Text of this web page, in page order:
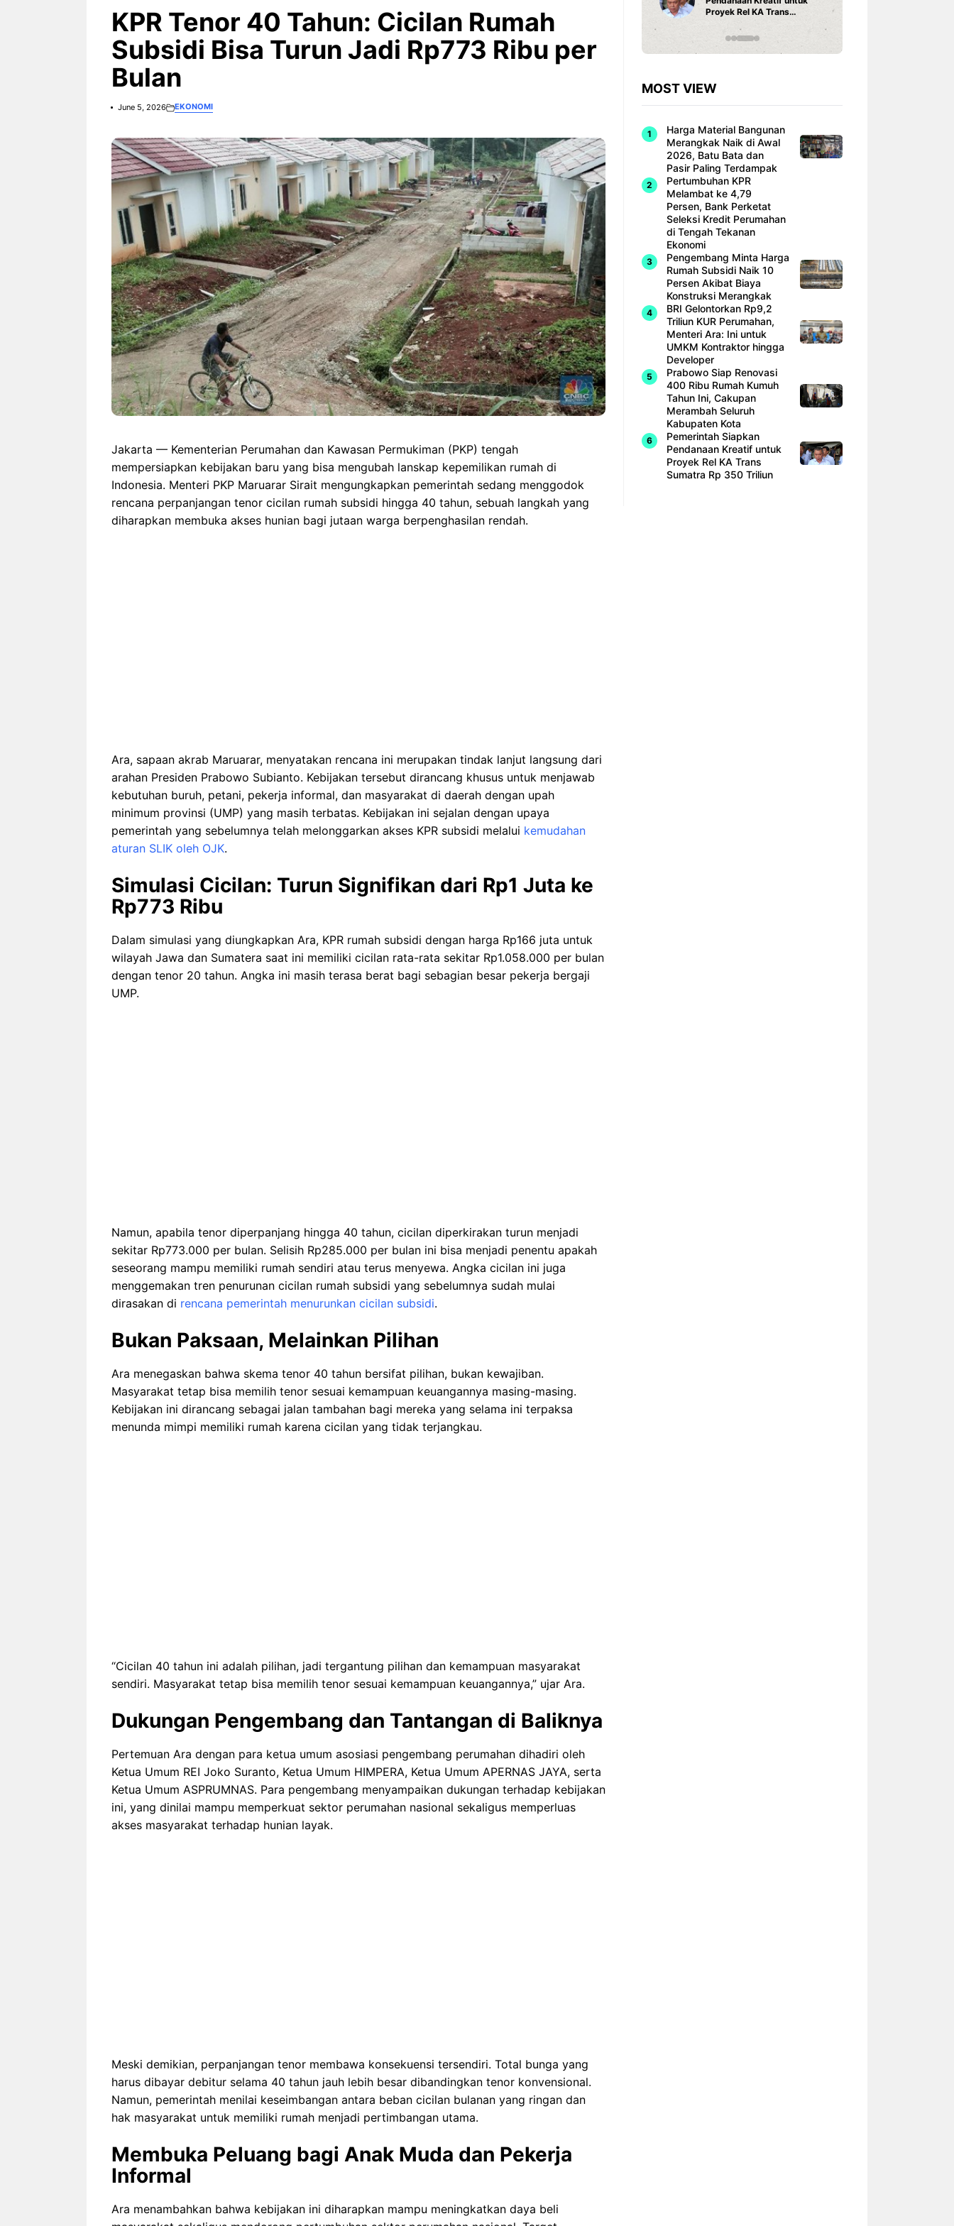
KPR Tenor 40 Tahun: Cicilan Rumah
Subsidi Bisa Turun Jadi Rp773 Ribu per
Bulan
June 5, 2026 EKONOMI
Jakarta — Kementerian Perumahan dan Kawasan Permukiman (PKP) tengah
mempersiapkan kebijakan baru yang bisa mengubah lanskap kepemilikan rumah di
Indonesia. Menteri PKP Maruarar Sirait mengungkapkan pemerintah sedang menggodok
rencana perpanjangan tenor cicilan rumah subsidi hingga 40 tahun, sebuah langkah yang
diharapkan membuka akses hunian bagi jutaan warga berpenghasilan rendah.
Ara, sapaan akrab Maruarar, menyatakan rencana ini merupakan tindak lanjut langsung dari
arahan Presiden Prabowo Subianto. Kebijakan tersebut dirancang khusus untuk menjawab
kebutuhan buruh, petani, pekerja informal, dan masyarakat di daerah dengan upah
minimum provinsi (UMP) yang masih terbatas. Kebijakan ini sejalan dengan upaya
pemerintah yang sebelumnya telah melonggarkan akses KPR subsidi melalui kemudahan
aturan SLIK oleh OJK.
Simulasi Cicilan: Turun Signifikan dari Rp1 Juta ke
Rp773 Ribu
Dalam simulasi yang diungkapkan Ara, KPR rumah subsidi dengan harga Rp166 juta untuk
wilayah Jawa dan Sumatera saat ini memiliki cicilan rata-rata sekitar Rp1.058.000 per bulan
dengan tenor 20 tahun. Angka ini masih terasa berat bagi sebagian besar pekerja bergaji
UMP.
Namun, apabila tenor diperpanjang hingga 40 tahun, cicilan diperkirakan turun menjadi
sekitar Rp773.000 per bulan. Selisih Rp285.000 per bulan ini bisa menjadi penentu apakah
seseorang mampu memiliki rumah sendiri atau terus menyewa. Angka cicilan ini juga
menggemakan tren penurunan cicilan rumah subsidi yang sebelumnya sudah mulai
dirasakan di rencana pemerintah menurunkan cicilan subsidi.
Bukan Paksaan, Melainkan Pilihan
Ara menegaskan bahwa skema tenor 40 tahun bersifat pilihan, bukan kewajiban.
Masyarakat tetap bisa memilih tenor sesuai kemampuan keuangannya masing-masing.
Kebijakan ini dirancang sebagai jalan tambahan bagi mereka yang selama ini terpaksa
menunda mimpi memiliki rumah karena cicilan yang tidak terjangkau.
“Cicilan 40 tahun ini adalah pilihan, jadi tergantung pilihan dan kemampuan masyarakat
sendiri. Masyarakat tetap bisa memilih tenor sesuai kemampuan keuangannya,” ujar Ara.
Dukungan Pengembang dan Tantangan di Baliknya
Pertemuan Ara dengan para ketua umum asosiasi pengembang perumahan dihadiri oleh
Ketua Umum REI Joko Suranto, Ketua Umum HIMPERA, Ketua Umum APERNAS JAYA, serta
Ketua Umum ASPRUMNAS. Para pengembang menyampaikan dukungan terhadap kebijakan
ini, yang dinilai mampu memperkuat sektor perumahan nasional sekaligus memperluas
akses masyarakat terhadap hunian layak.
Meski demikian, perpanjangan tenor membawa konsekuensi tersendiri. Total bunga yang
harus dibayar debitur selama 40 tahun jauh lebih besar dibandingkan tenor konvensional.
Namun, pemerintah menilai keseimbangan antara beban cicilan bulanan yang ringan dan
hak masyarakat untuk memiliki rumah menjadi pertimbangan utama.
Membuka Peluang bagi Anak Muda dan Pekerja
Informal
Ara menambahkan bahwa kebijakan ini diharapkan mampu meningkatkan daya beli
Fi dan Efisiensi Energi untuk
Hunian Modern
Guyuran Dana Pemerintah
Rp276 Triliun
Proyek Rel KA Trans
MOST VIEW
Harga Material Bangunan
Merangkak Naik di Awal
2026, Batu Bata dan
Pasir Paling Terdampak
Pertumbuhan KPR
Melambat ke 4,79
Persen, Bank Perketat
Seleksi Kredit Perumahan
di Tengah Tekanan
Ekonomi
Pengembang Minta Harga
Rumah Subsidi Naik 10
Persen Akibat Biaya
Konstruksi Merangkak
BRI Gelontorkan Rp9,2
Triliun KUR Perumahan,
Menteri Ara: Ini untuk
UMKM Kontraktor hingga
Developer
Prabowo Siap Renovasi
400 Ribu Rumah Kumuh
Tahun Ini, Cakupan
Merambah Seluruh
Kabupaten Kota
Pemerintah Siapkan
Pendanaan Kreatif untuk
Proyek Rel KA Trans
Sumatra Rp 350 Triliun